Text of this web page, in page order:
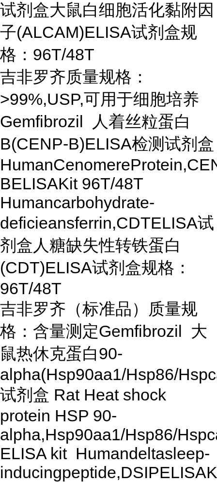
试剂盒大鼠白细胞活化黏附因
子(ALCAM)ELISA试剂盒规
格：96T/48T
吉非罗齐质量规格：
>99%,USP,可用于细胞培养
Gemfibrozil 人着丝粒蛋白
B(CENP-B)ELISA检测试剂盒
BELISAKit 96T/48T
Humancarbohydrate-
deficieansferrin,CDTELISA试
剂盒人糖缺失性转铁蛋白
(CDT)ELISA试剂盒规格：
96T/48T
吉非罗齐（标准品）质量规
格：含量测定Gemfibrozil 大
鼠热休克蛋白90-
alpha(Hsp90aa1/Hsp86/
试剂盒 Rat Heat shock
protein HSP 90-
alpha,Hsp90aa1/Hsp86/
ELISA kit Humandeltasleep-